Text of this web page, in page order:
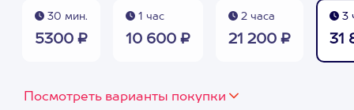
30 мин.
5300 ₽
1 час
10 600 ₽
2 часа
21 200 ₽
3
31
Посмотреть варианты покупки